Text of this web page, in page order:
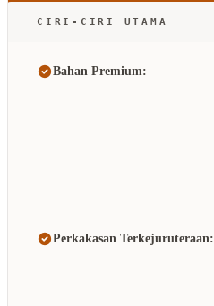
CIRI-CIRI UTAMA
Bahan Premium:
Perkakasan Terkejuruteraan: